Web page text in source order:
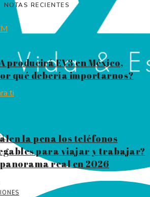
ti
1
NOTAS RECIENTES
producirá EV3 en México,
qué debería importarnos?
la pena los teléfonos
para viajar y trabajar?
real en 2026